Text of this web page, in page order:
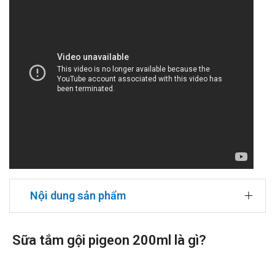
Nội dung sản phẩm
Sữa tắm gội pigeon 200ml là gì?